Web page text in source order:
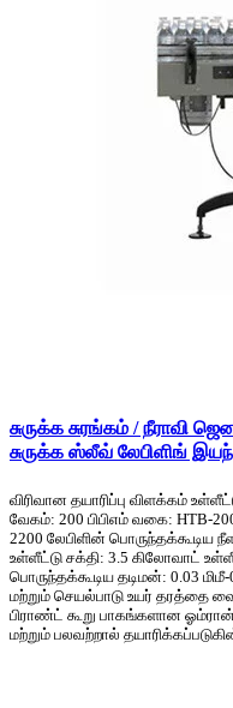
சுருக்க சுரங்கம் / நீராவி
சுருக்க ஸ்லீவ் லேபிளிங்
விரிவான தயாரிப்பு விளக்கம்
வேகம்: 200 பிபிஎம் வகை: HTB-
2200 லேபிளின் பொருந்தக்கூடிய
உள்ளீட்டு சக்தி: 3.5 கிலோவாட்
பொருந்தக்கூடிய தடிமன்: 0.03
மற்றும் செயல்பாடு உயர் தரத்தை
பிராண்ட் கூறு பாகங்களான
மற்றும் பலவற்றால்